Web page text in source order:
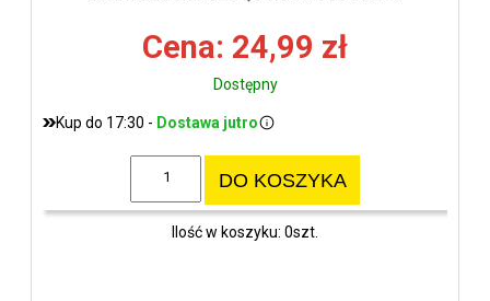
Cena: 24,99 zł
Dostępny
Kup do 17:30 - Dostawa jutro
DO KOSZYKA
Ilość w koszyku: 0szt.